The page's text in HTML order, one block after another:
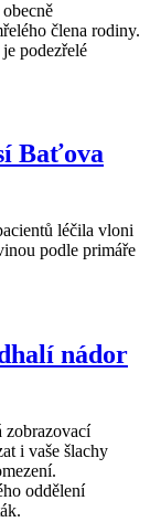
člena rodiny.
podezřelé
Baťova
léčila vloni
podle primáře
nádor
i vaše šlachy
oddělení